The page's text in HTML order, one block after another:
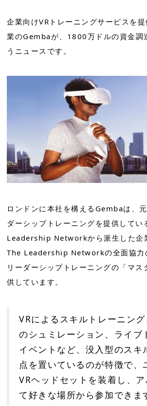
企業向けVRトレーニングサービスを
業のGembaが、1800万ドルの資金調
うニュースです。
ロンドンに本社を構えるGembaは、
ダーシップトレーニングを提供してい
Leadership Networkから派生した企
The Leadership Networkの全面協力
リーダーシップトレーニングの「マス
供しています。
VRによるスキルトレーニン
のシュミレーション、ライブ
イベントなど、没入型のスキ
点を置いているのが特徴で、
VRヘッドセットを装着し、
て好きな場所から参加できま